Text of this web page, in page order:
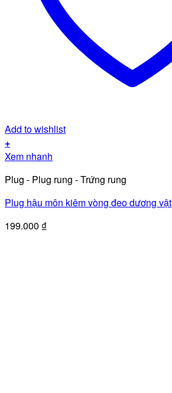
Add to wishlist
+
Xem nhanh
Plug - Plug rung - Trứng rung
Plug hậu môn kiêm vòng đeo dương vật
199.000 ₫